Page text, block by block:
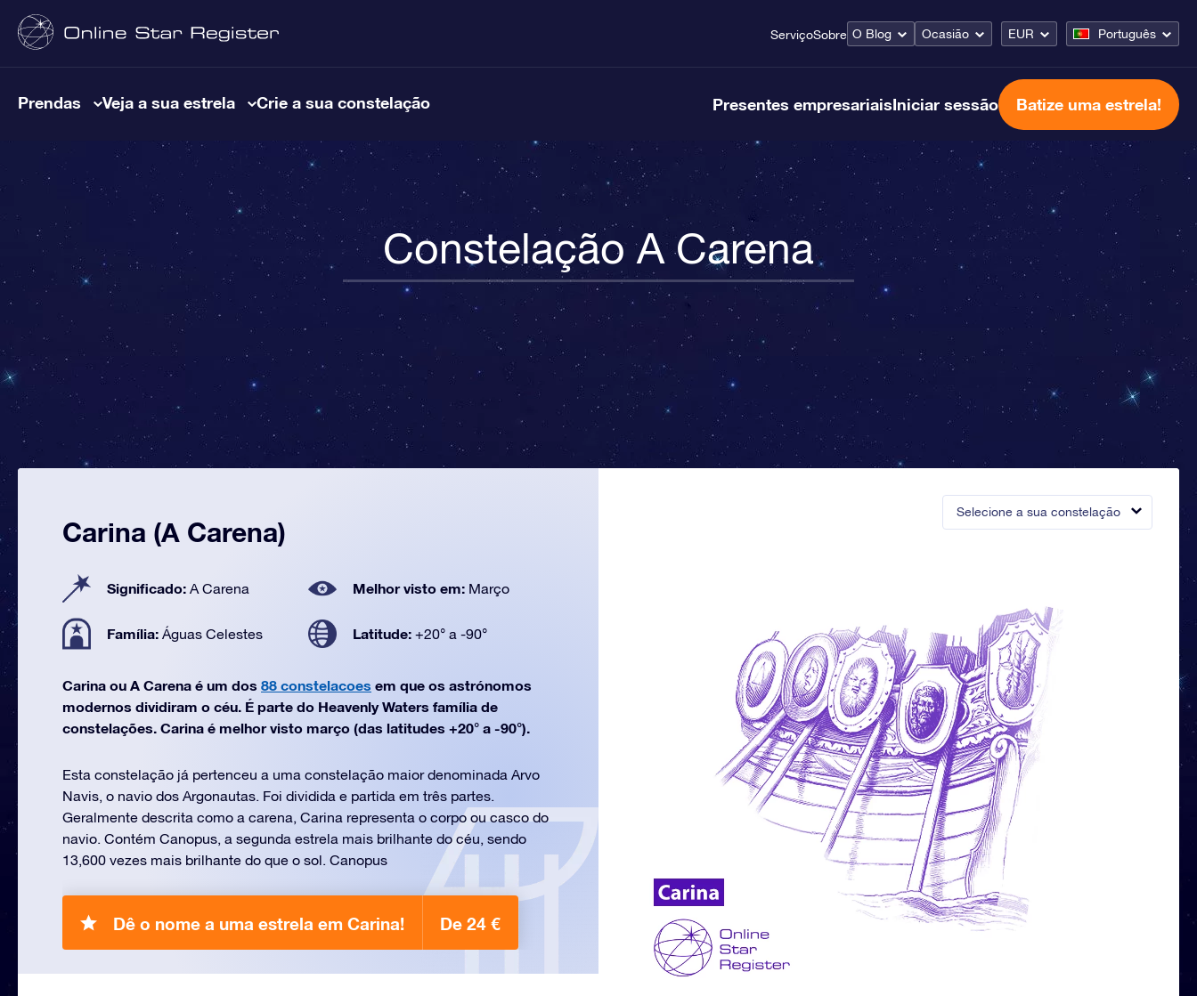
ServiçoSobre O Blog Ocasião EUR Português
Prendas Veja a sua estrela Crie a sua constelação Presentes empresariaisIniciar sessão Batize uma estrela!
Constelação A Carena
Selecione a sua constelação
Carina (A Carena)
Significado: A Carena Melhor visto em: Março
Família: Águas Celestes Latitude: +20° a -90°
Carina ou A Carena é um dos 88 constelacoes em que os astrónomos
modernos dividiram o céu. É parte do Heavenly Waters família de
constelações. Carina é melhor visto março (das latitudes +20° a -90°).
Esta constelação já pertenceu a uma constelação maior denominada Arvo
Navis, o navio dos Argonautas. Foi dividida e partida em três partes.
Geralmente descrita como a carena, Carina representa o corpo ou casco do
navio. Contém Canopus, a segunda estrela mais brilhante do céu, sendo
13,600 vezes mais brilhante do que o sol. Canopus
Dê o nome a uma estrela em Carina! De 24 €